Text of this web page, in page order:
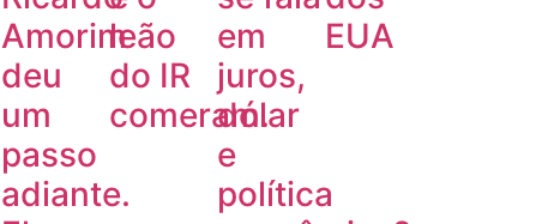
Amorim
deu
um
passo
adiante.
leão
do IR
comeram.
em
juros,
dólar
e
política
EUA